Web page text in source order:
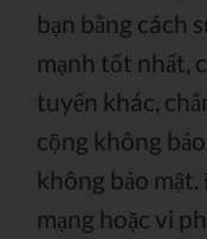
bạn bằng cách
mạnh tốt nhất,
tuyến khác,
cộng không
không bảo
mạng hoặc vi